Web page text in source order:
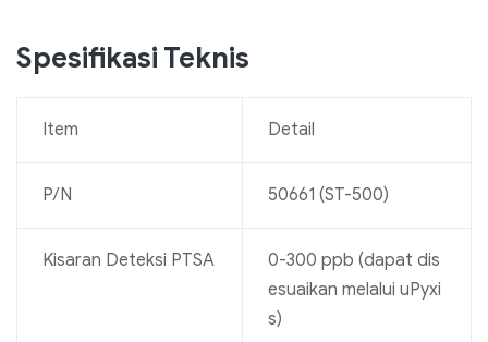
Spesifikasi Teknis
Item Detail
P/N 50661 (ST-500)
Kisaran Deteksi PTSA
0-300 ppb (dapat dis
esuaikan melalui uPyxi
s)